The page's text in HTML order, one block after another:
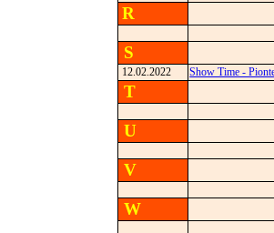
R
S
12.02.2022 Show Time -
T
U
V
W